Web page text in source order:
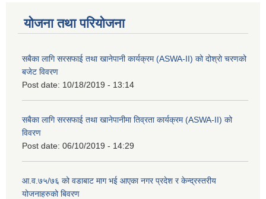
योजना तथा परियोजना
सबैका लागि सरसफाई तथा खानेपानी कार्यक्रम (ASWA-II) को दोश्रो चरणको
बजेट विवरण
Post date: 10/18/2019 - 13:14
सबैका लागि सरसफाई तथा खानेपानीमा तिव्रता कार्यक्रम (ASWA-II) को
विवरण
Post date: 06/10/2019 - 14:29
आ.व.७५/७६ को वडाबाट माग भई आएका नगर प्रदेश र केन्द्रस्तरीय
योजनाहरुको बिवरण